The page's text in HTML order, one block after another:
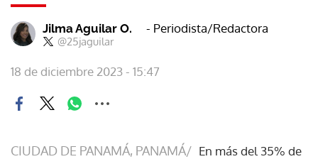
Jilma Aguilar O.
@25jaguilar
- Periodista/Redactora
18 de diciembre 2023 - 15:47
CIUDAD DE PANAMÁ, PANAMÁ/ En más del 35% de